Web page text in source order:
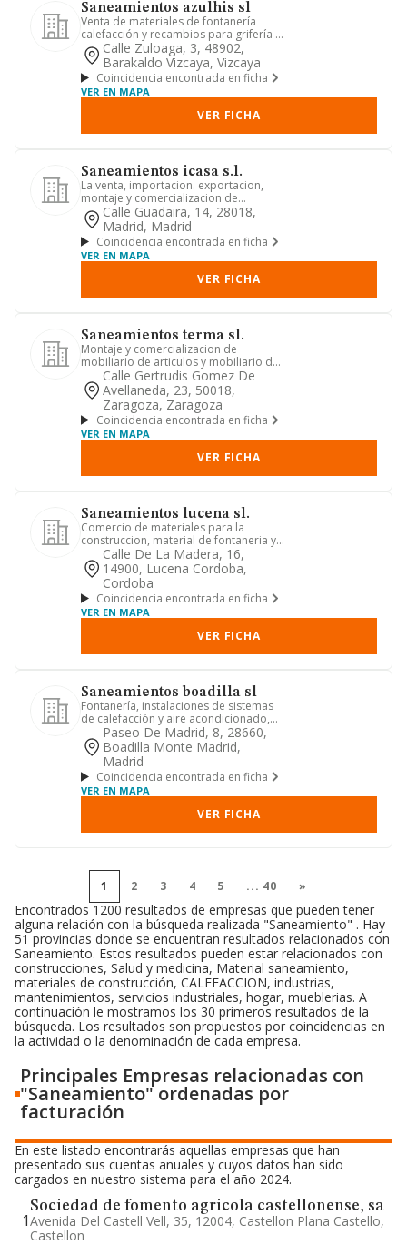
Saneamientos azulhis sl
Venta de materiales de fontanería
calefacción y recambios para grifería y
mecanismos de cisterna
Calle Zuloaga, 3, 48902,
Barakaldo Vizcaya, Vizcaya
Coincidencia encontrada en ficha
VER EN MAPA
VER FICHA
Saneamientos icasa s.l.
La venta, importacion. exportacion,
montaje y comercializacion de
materiales de saneamiento, azulej...
Calle Guadaira, 14, 28018,
Madrid, Madrid
Coincidencia encontrada en ficha
VER EN MAPA
VER FICHA
Saneamientos terma sl.
Montaje y comercializacion de
mobiliario de articulos y mobiliario de
saneamiento, cocina y electro...
Calle Gertrudis Gomez De
Avellaneda, 23, 50018,
Zaragoza, Zaragoza
Coincidencia encontrada en ficha
VER EN MAPA
VER FICHA
Saneamientos lucena sl.
Comercio de materiales para la
construccion, material de fontaneria y
de articulos y mobiliario de ...
Calle De La Madera, 16,
14900, Lucena Cordoba,
Cordoba
Coincidencia encontrada en ficha
VER EN MAPA
VER FICHA
Saneamientos boadilla sl
Fontanería, instalaciones de sistemas
de calefacción y aire acondicionado,
riegos y piscinas.
Paseo De Madrid, 8, 28660,
Boadilla Monte Madrid,
Madrid
Coincidencia encontrada en ficha
VER EN MAPA
VER FICHA
1 2 3 4 5 ... 40 »
Encontrados 1200 resultados de empresas que pueden tener
alguna relación con la búsqueda realizada "Saneamiento" . Hay
51 provincias donde se encuentran resultados relacionados con
Saneamiento. Estos resultados pueden estar relacionados con
construcciones, Salud y medicina, Material saneamiento,
materiales de construcción, CALEFACCION, industrias,
mantenimientos, servicios industriales, hogar, mueblerias. A
continuación le mostramos los 30 primeros resultados de la
búsqueda. Los resultados son propuestos por coincidencias en
la actividad o la denominación de cada empresa.
Principales Empresas relacionadas con
"Saneamiento" ordenadas por
facturación
En este listado encontrarás aquellas empresas que han
presentado sus cuentas anuales y cuyos datos han sido
cargados en nuestro sistema para el año 2024.
1
Sociedad de fomento agricola castellonense, sa
Avenida Del Castell Vell, 35, 12004, Castellon Plana Castello,
Castellon